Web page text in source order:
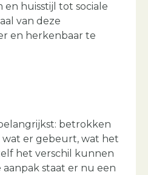
en huisstijl tot sociale
van deze
en herkenbaar te
betrokken
er gebeurt, wat het
het verschil kunnen
aanpak staat er nu een